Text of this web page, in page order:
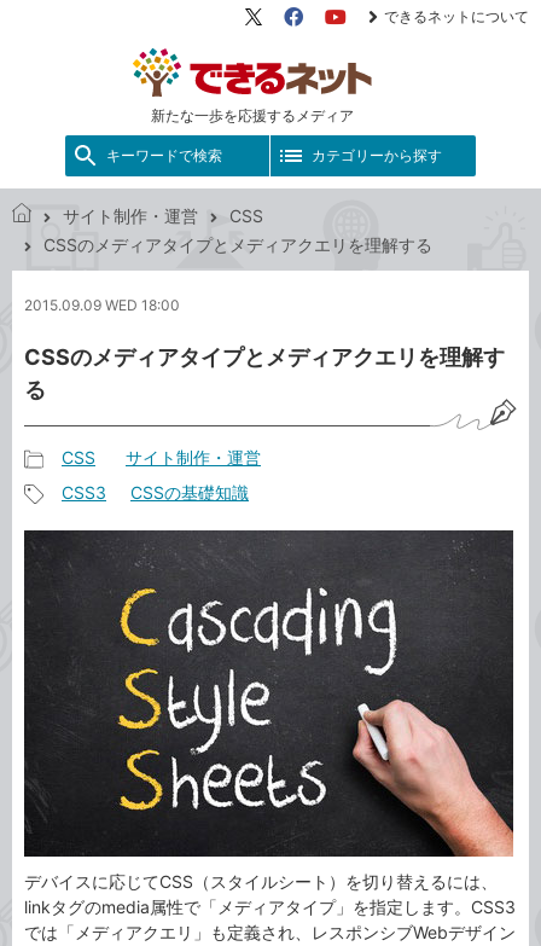
新たな一歩を応援するメディア
X（旧
FacebookYouTube
できるネットについて
キーワードで検索 カテゴリーから探す
で
ネ
ト
サイト制作・運営
CSS
CSSのメディアタイプとメディアクエリを理解する
2015.09.09 WED 18:00
CSSのメディアタイプとメディアクエリを理解す
る
事
カ
ゴ
CSS サイト制作・運営
グ
CSS3 CSSの基礎知識
デバイスに応じてCSS（スタイルシート）を切り替えるには、
linkタグのmedia属性で「メディアタイプ」を指定します。CSS3
では「メディアクエリ」も定義され、レスポンシブWebデザイン